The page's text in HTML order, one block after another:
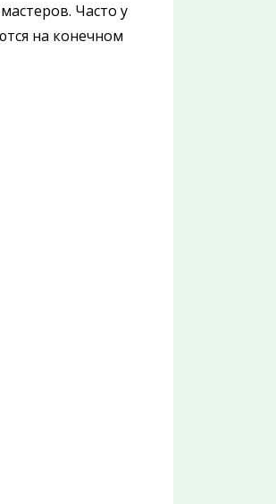
Часто у
на конечном